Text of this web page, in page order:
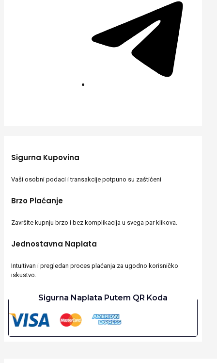
Sigurna Kupovina
Vaši osobni podaci i transakcije potpuno su zaštićeni
Brzo Plaćanje
Završite kupnju brzo i bez komplikacija u svega par klikova.
Jednostavna Naplata
Intuitivan i pregledan proces plaćanja za ugodno korisničko
iskustvo.
Sigurna Naplata Putem QR Koda